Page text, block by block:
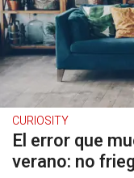
CURIOSITY
El error que
verano: no